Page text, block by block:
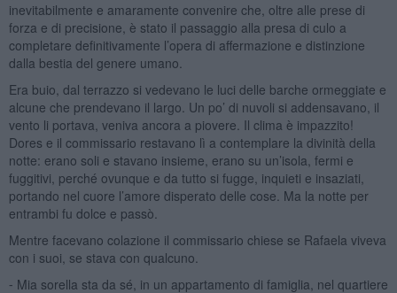
inevitabilmente e amaramente convenire che, oltre alle prese di
forza e di precisione, è stato il passaggio alla presa di culo a
completare definitivamente l’opera di affermazione e distinzione
dalla bestia del genere umano.
Era buio, dal terrazzo si vedevano le luci delle barche ormeggiate e
alcune che prendevano il largo. Un po’ di nuvoli si addensavano, il
vento li portava, veniva ancora a piovere. Il clima è impazzito!
Dores e il commissario restavano lì a contemplare la divinità della
notte: erano soli e stavano insieme, erano su un’isola, fermi e
fuggitivi, perché ovunque e da tutto si fugge, inquieti e insaziati,
portando nel cuore l’amore disperato delle cose. Ma la notte per
entrambi fu dolce e passò.
Mentre facevano colazione il commissario chiese se Rafaela viveva
con i suoi, se stava con qualcuno.
⁃ Mia sorella sta da sé, in un appartamento di famiglia, nel quartiere